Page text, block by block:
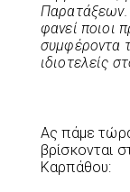
Παρατάξεων.
φανεί ποιοι
συμφέροντα
ιδιοτελείς
Ας πάμε
βρίσκονται
Καρπάθου: